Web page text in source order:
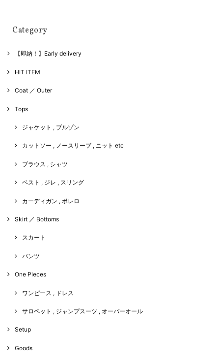
Category
【即納！】Early delivery
HIT ITEM
Coat ／ Outer
Tops
ジャケット , ブルゾン
カットソー , ノースリーブ , ニット etc
ブラウス , シャツ
ベスト , ジレ , スリング
カーディガン , ボレロ
Skirt ／ Bottoms
スカート
パンツ
One Pieces
ワンピース , ドレス
サロペット , ジャンプスーツ , オーバーオール
Setup
Goods